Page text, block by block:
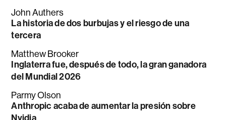
John Authers
La historia de dos burbujas y el riesgo de una
tercera
Matthew Brooker
Inglaterra fue, después de todo, la gran ganadora
del Mundial 2026
Parmy Olson
Anthropic acaba de aumentar la presión sobre